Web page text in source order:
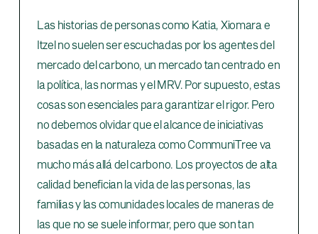
Las historias de personas como Katia, Xiomara e
Itzel no suelen ser escuchadas por los agentes del
mercado del carbono, un mercado tan centrado en
la política, las normas y el MRV. Por supuesto, estas
cosas son esenciales para garantizar el rigor. Pero
no debemos olvidar que el alcance de iniciativas
basadas en la naturaleza como CommuniTree va
mucho más allá del carbono. Los proyectos de alta
calidad benefician la vida de las personas, las
familias y las comunidades locales de maneras de
las que no se suele informar, pero que son tan